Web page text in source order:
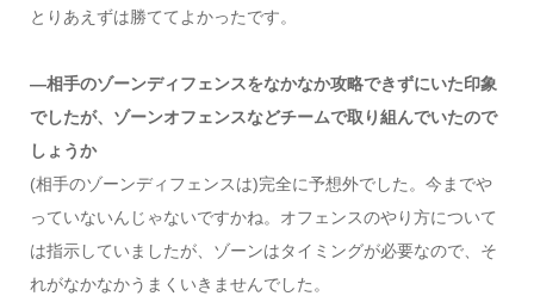
とりあえずは勝ててよかったです。
―相手のゾーンディフェンスをなかなか攻略できずにいた印象
でしたが、ゾーンオフェンスなどチームで取り組んでいたので
しょうか
(相手のゾーンディフェンスは)完全に予想外でした。今までや
っていないんじゃないですかね。オフェンスのやり方について
は指示していましたが、ゾーンはタイミングが必要なので、そ
れがなかなかうまくいきませんでした。